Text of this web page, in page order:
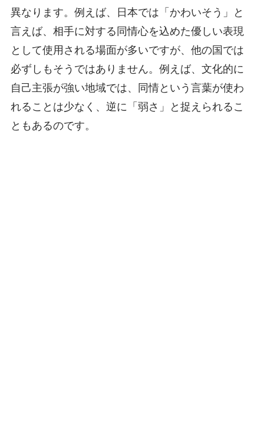
異なります。例えば、日本では「かわいそう」と
言えば、相手に対する同情心を込めた優しい表現
として使用される場面が多いですが、他の国では
必ずしもそうではありません。例えば、文化的に
自己主張が強い地域では、同情という言葉が使わ
れることは少なく、逆に「弱さ」と捉えられるこ
ともあるのです。